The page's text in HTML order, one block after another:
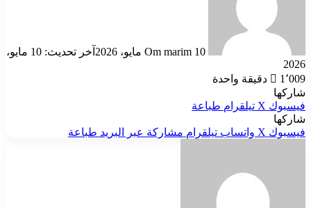
Om marim 10 مايو، 2026
آخر تحديث: 10 مايو،
2026
1٬009
دقيقة واحدة
شاركها
فيسبوك ‫X تيلقرام طباعة
شاركها
فيسبوك ‫X واتساب تيلقرام مشاركة عبر البريد طباعة